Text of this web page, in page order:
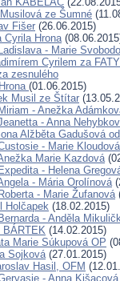
ze Šumné
Fišer (26.06.2015)
Cyrila Hrona
- Marie
Cyrilem za
zesnulého
(01.06.2015)
Musil ze Štítar
- Anežka
- Anna
Alžběta Gadušová
- Marie Kloudová
Marie Kazdová
- Helena
- Mária Orolínová
- Marie Žufanová
Holčapek (18.02.2015)
- Anděla
BÁRTEK (14.02.2015)
Marie Súkupová OP
Sojková(27.01.2015)
Hasil, OFM
- Anna Kišacová